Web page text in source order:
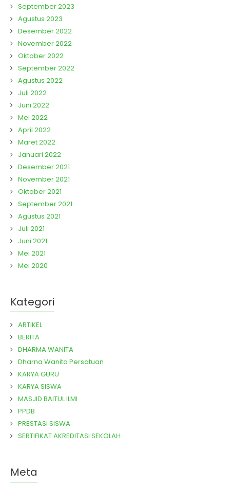
September 2023
Agustus 2023
Desember 2022
November 2022
Oktober 2022
September 2022
Agustus 2022
Juli 2022
Juni 2022
Mei 2022
April 2022
Maret 2022
Januari 2022
Desember 2021
November 2021
Oktober 2021
September 2021
Agustus 2021
Juli 2021
Juni 2021
Mei 2021
Mei 2020
Kategori
ARTIKEL
BERITA
DHARMA WANITA
Dharna Wanita Persatuan
KARYA GURU
KARYA SISWA
MASJID BAITUL ILMI
PPDB
PRESTASI SISWA
SERTIFIKAT AKREDITASI SEKOLAH
Meta